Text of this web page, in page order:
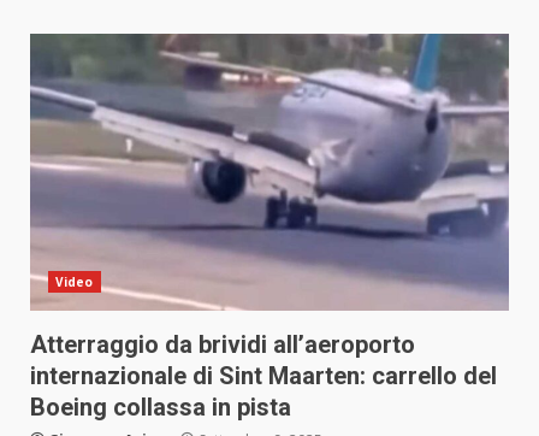
Video
Atterraggio da brividi all’aeroporto
internazionale di Sint Maarten: carrello del
Boeing collassa in pista